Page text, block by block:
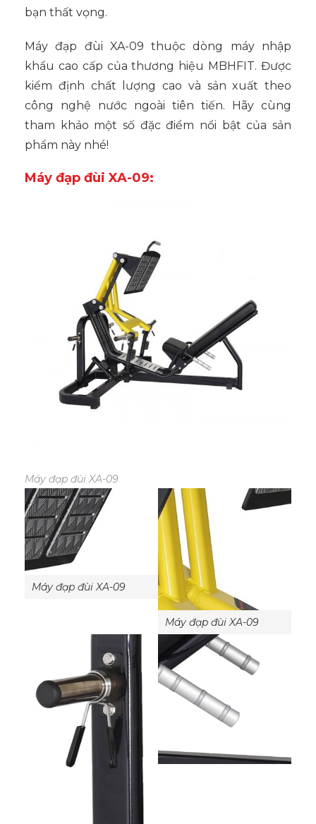
bạn thất vọng.
Máy đạp đùi XA-09 thuộc dòng máy nhập
khẩu cao cấp của thương hiệu MBHFIT. Được
kiểm định chất lượng cao và sản xuất theo
công nghệ nước ngoài tiên tiến. Hãy cùng
tham khảo một số đặc điểm nổi bật của sản
phẩm này nhé!
Máy đạp đùi XA-09:
Máy đạp đùi XA-09
Máy đạp đùi XA-09
Máy đạp đùi XA-09